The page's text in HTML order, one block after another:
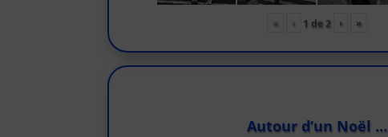
« ‹ 1 de2 › »
Autour d’un Noël …